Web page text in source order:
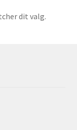
dit valg.